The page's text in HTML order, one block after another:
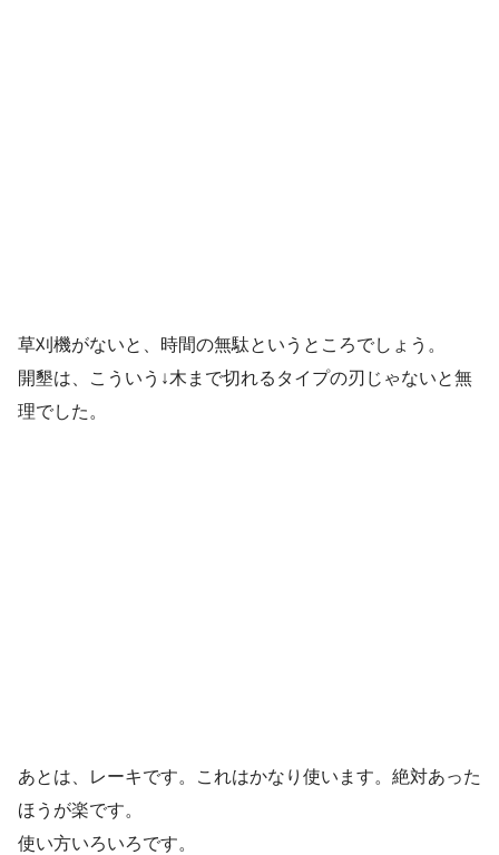
草刈機がないと、時間の無駄というところでしょう。
開墾は、こういう↓木まで切れるタイプの刃じゃないと無
理でした。
あとは、レーキです。これはかなり使います。絶対あった
ほうが楽です。
使い方いろいろです。